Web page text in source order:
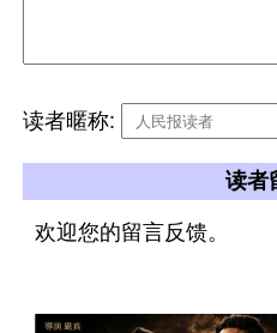
读者暱称:
读者
欢迎您的留言反馈。